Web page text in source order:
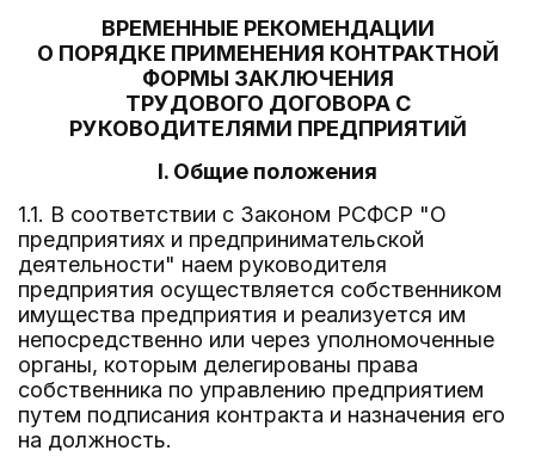
ВРЕМЕННЫЕ РЕКОМЕНДАЦИИ
О ПОРЯДКЕ ПРИМЕНЕНИЯ КОНТРАКТНОЙ
ФОРМЫ ЗАКЛЮЧЕНИЯ
ТРУДОВОГО ДОГОВОРА С
РУКОВОДИТЕЛЯМИ ПРЕДПРИЯТИЙ
I. Общие положения
1.1. В соответствии с Законом РСФСР "О
предприятиях и предпринимательской
деятельности" наем руководителя
предприятия осуществляется собственником
имущества предприятия и реализуется им
непосредственно или через уполномоченные
органы, которым делегированы права
собственника по управлению предприятием
путем подписания контракта и назначения его
на должность.